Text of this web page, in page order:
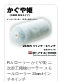
PIA ローラー かぐや姫 二
次加工織物ローラー スモ
ールローラー 25mm4イン
チ-6インチ